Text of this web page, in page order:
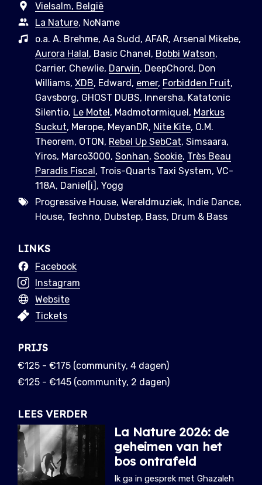
Vielsalm, België
La Nature, NoName
o.a. A. Brehme, Aa Sudd, AFAR, Arsenal Mikebe,
Aurora Halal , Basic Chanel, Bobbi Watson,
Carrier, Chewlie, Darwin, DeepChord, Don
Williams, XDB, Edward, emer, Forbidden Fruit,
Gavsborg, GHOST DUBS, Innersha, Katatonic
Silentio, Le Motel , Madmotormiquel, Markus
Suckut, Merope, MeyanDR, Nite Kite, O.M.
Theorem, OTON, Rebel Up SebCat, Simsaara,
Yiros, Marco3000, Sonhan, Sookie, Très Beau
Paradis Fiscal , Trois-Quarts Taxi System, VC-
118A, Daniel[i], Yogg
Progressive House, Wereldmuziek, Indie Dance,
House, Techno, Dubstep, Bass, Drum & Bass
LINKS
Facebook
Instagram
Website
Tickets
PRIJS
€125 - €175 (community, 4 dagen)
€125 - €145 (community, 2 dagen)
LEES VERDER
La Nature 2026: de
geheimen van het
bos ontrafeld
Ik ga in gesprek met Ghazaleh